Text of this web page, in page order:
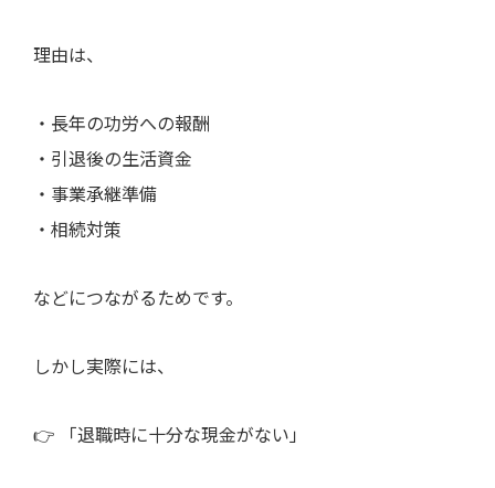
理由は、
・長年の功労への報酬
・引退後の生活資金
・事業承継準備
・相続対策
などにつながるためです。
しかし実際には、
👉 「退職時に十分な現金がない」